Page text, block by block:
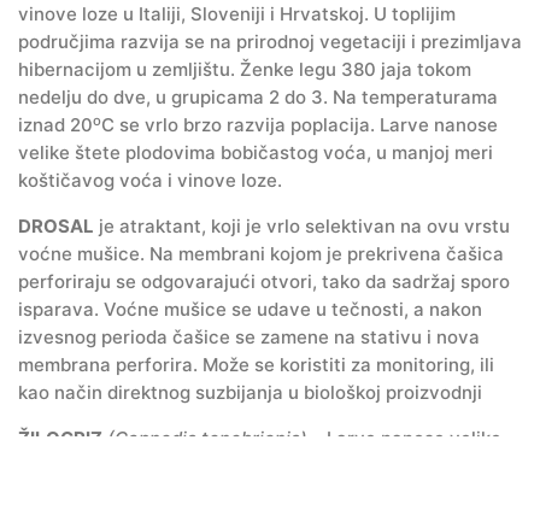
vinove loze u Italiji, Sloveniji i Hrvatskoj. U toplijim
područjima razvija se na prirodnoj vegetaciji i prezimljava
hibernacijom u zemljištu. Ženke legu 380 jaja tokom
nedelju do dve, u grupicama 2 do 3. Na temperaturama
iznad 20oC se vrlo brzo razvija poplacija. Larve nanose
velike štete plodovima bobičastog voća, u manjoj meri
koštičavog voća i vinove loze.
DROSAL je atraktant, koji je vrlo selektivan na ovu vrstu
voćne mušice. Na membrani kojom je prekrivena čašica
perforiraju se odgovarajući otvori, tako da sadržaj sporo
isparava. Voćne mušice se udave u tečnosti, a nakon
izvesnog perioda čašice se zamene na stativu i nova
membrana perforira. Može se koristiti za monitoring, ili
kao način direktnog suzbijanja u biološkoj proizvodnji
ŽILOGRIZ (Capnodis tenebrionis) – Larve nanose velike